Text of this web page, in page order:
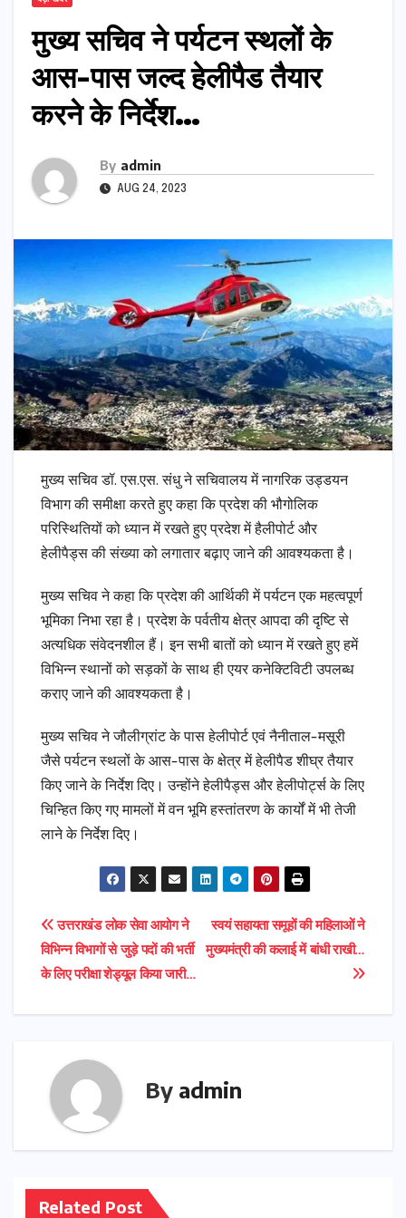
मुख्य सचिव ने पर्यटन स्थलों के
आस-पास जल्द हेलीपैड तैयार
करने के निर्देश…
By admin
AUG 24, 2023
मुख्य सचिव डॉ. एस.एस. संधु ने सचिवालय में नागरिक उड्डयन
विभाग की समीक्षा करते हुए कहा कि प्रदेश की भौगोलिक
परिस्थितियों को ध्यान में रखते हुए प्रदेश में हैलीपोर्ट और
हेलीपैड्स की संख्या को लगातार बढ़ाए जाने की आवश्यकता है।
मुख्य सचिव ने कहा कि प्रदेश की आर्थिकी में पर्यटन एक महत्वपूर्ण
भूमिका निभा रहा है। प्रदेश के पर्वतीय क्षेत्र आपदा की दृष्टि से
अत्यधिक संवेदनशील हैं। इन सभी बातों को ध्यान में रखते हुए हमें
विभिन्न स्थानों को सड़कों के साथ ही एयर कनेक्टिविटी उपलब्ध
कराए जाने की आवश्यकता है।
मुख्य सचिव ने जौलीग्रांट के पास हेलीपोर्ट एवं नैनीताल-मसूरी
जैसे पर्यटन स्थलों के आस-पास के क्षेत्र में हेलीपैड शीघ्र तैयार
किए जाने के निर्देश दिए। उन्होंने हेलीपैड्स और हेलीपोर्ट्स के लिए
चिन्हित किए गए मामलों में वन भूमि हस्तांतरण के कार्यों में भी तेजी
लाने के निर्देश दिए।
Post
navigation
स्वयं सहायता समूहों की महिलाओं ने
मुख्यमंत्री की कलाई में बांधी राखी…
उत्तराखंड लोक सेवा आयोग ने
विभिन्न विभागों से जुड़े पदों की भर्ती
के लिए परीक्षा शेड्यूल किया जारी…
By admin
Related Post